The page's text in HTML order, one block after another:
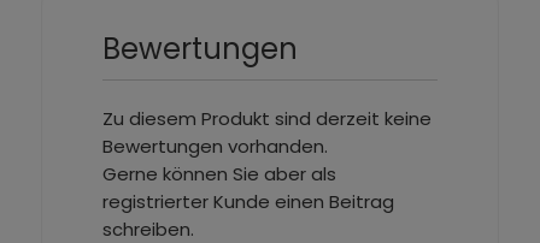
Bewertungen
Zu diesem Produkt sind derzeit keine
Bewertungen vorhanden.
Gerne können Sie aber als
registrierter Kunde einen Beitrag
schreiben.